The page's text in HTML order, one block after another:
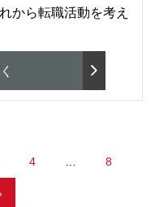
から転職活動を考え
4 … 8